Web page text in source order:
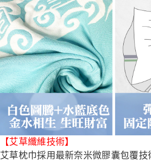
【艾草纖維技術】
艾草枕巾採用最新奈米微膠囊包覆技